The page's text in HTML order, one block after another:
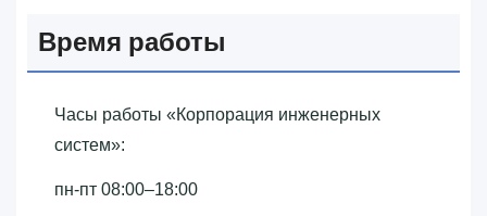
Время работы
Часы работы «‎Корпорация инженерных
систем»‎:
пн-пт 08:00–18:00